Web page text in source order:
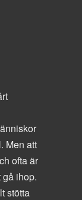
Men att
ofta är
gå ihop.
stötta